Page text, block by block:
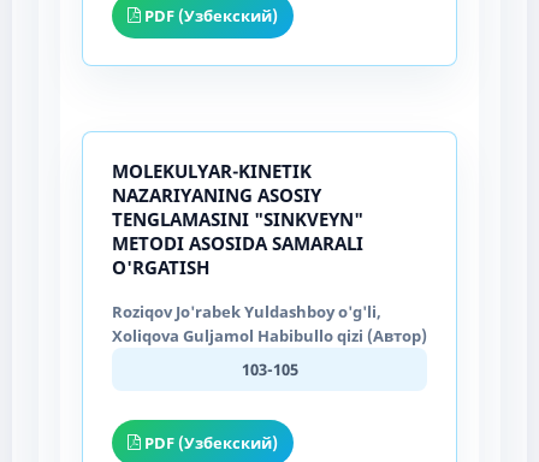
PDF (Узбекский)
MOLEKULYAR-KINETIK
NAZARIYANING ASOSIY
TENGLAMASINI "SINKVEYN"
METODI ASOSIDA SAMARALI
O'RGATISH
Roziqov Jo'rabek Yuldashboy o'g'li,
Xoliqova Guljamol Habibullo qizi (Автор)
103-105
PDF (Узбекский)